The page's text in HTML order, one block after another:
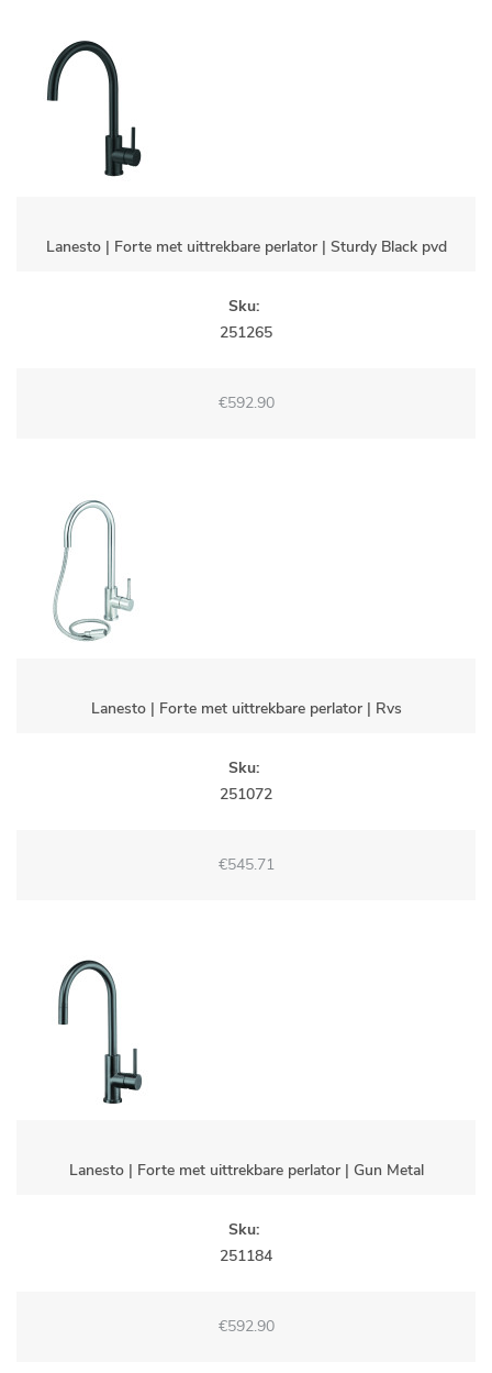
Lanesto | Forte met uittrekbare perlator | Sturdy Black pvd
Sku:
251265
€592.90
Lanesto | Forte met uittrekbare perlator | Rvs
Sku:
251072
€545.71
Lanesto | Forte met uittrekbare perlator | Gun Metal
Sku:
251184
€592.90